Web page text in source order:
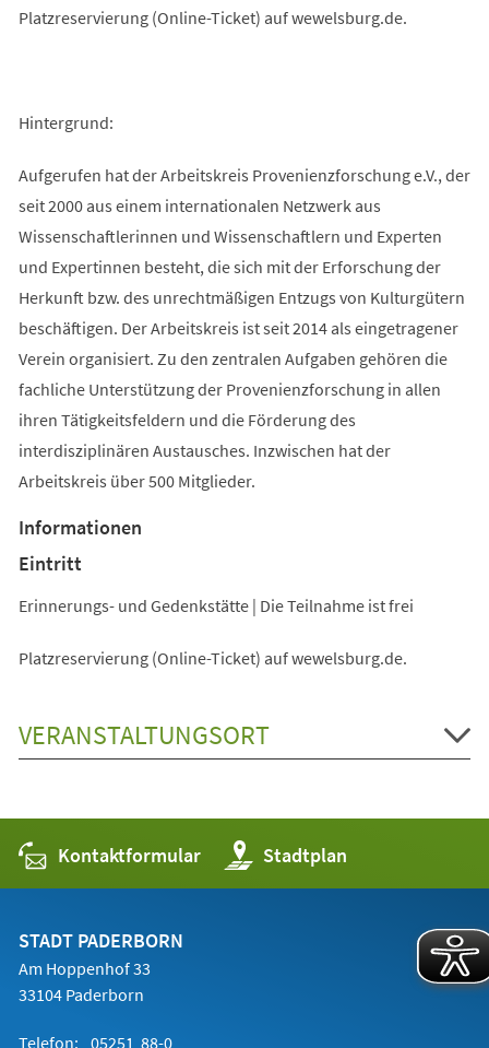
Platzreservierung (Online-Ticket) auf wewelsburg.de.
Hintergrund:
Aufgerufen hat der Arbeitskreis Provenienzforschung e.V., der
seit 2000 aus einem internationalen Netzwerk aus
Wissenschaftlerinnen und Wissenschaftlern und Experten
und Expertinnen besteht, die sich mit der Erforschung der
Herkunft bzw. des unrechtmäßigen Entzugs von Kulturgütern
beschäftigen. Der Arbeitskreis ist seit 2014 als eingetragener
Verein organisiert. Zu den zentralen Aufgaben gehören die
fachliche Unterstützung der Provenienzforschung in allen
ihren Tätigkeitsfeldern und die Förderung des
interdisziplinären Austausches. Inzwischen hat der
Arbeitskreis über 500 Mitglieder.
Informationen
Eintritt
Erinnerungs- und Gedenkstätte | Die Teilnahme ist frei
Platzreservierung (Online-Ticket) auf wewelsburg.de.
VERANSTALTUNGSORT
Kontaktformular Stadtplan
(Öffnet
in
einem
STADT PADERBORN
Am Hoppenhof 33
33104 Paderborn
Telefon: 05251 88-0